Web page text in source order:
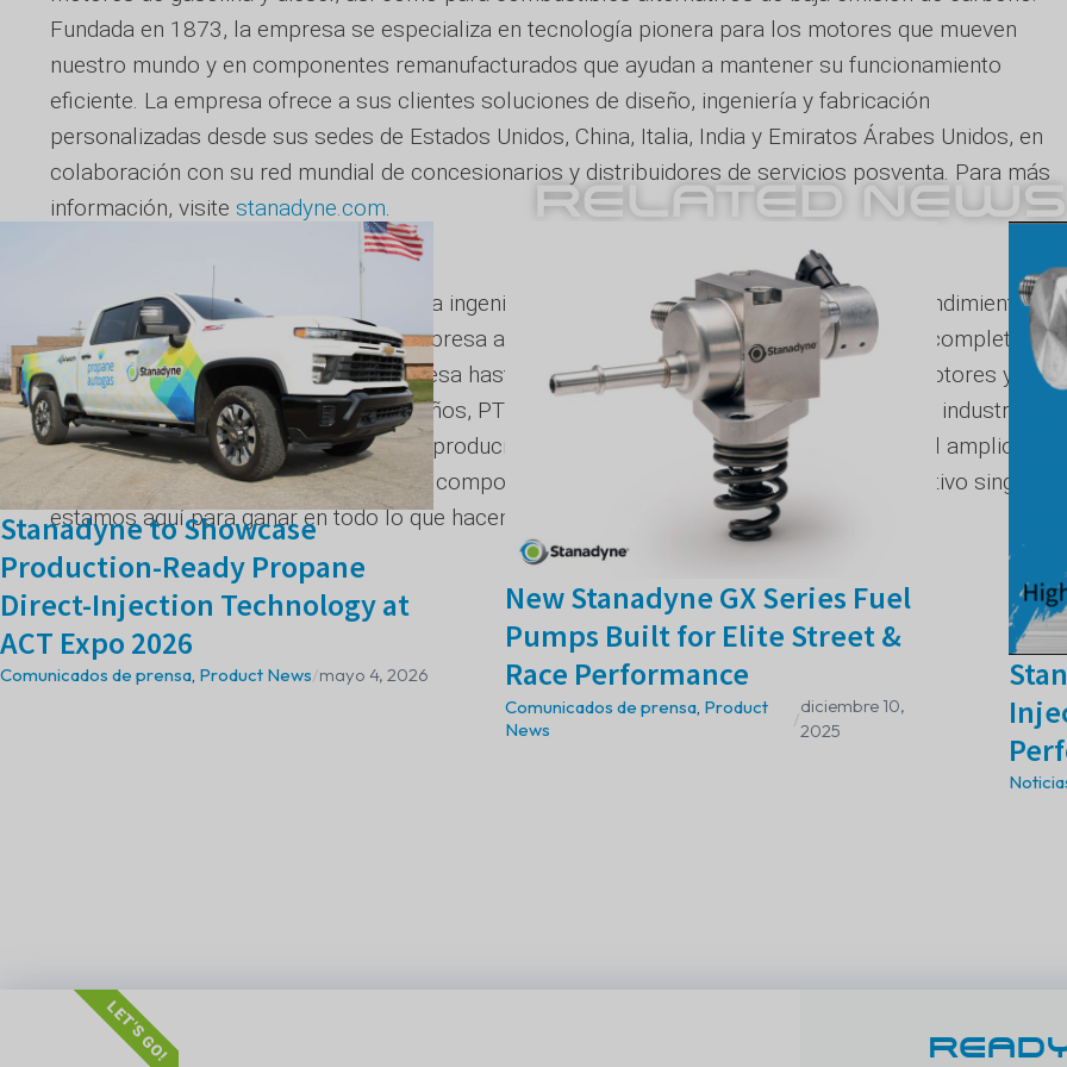
Fundada en 1873, la empresa se especializa en tecnología pionera para los motores que mueven
nuestro mundo y en componentes remanufacturados que ayudan a mantener su funcionamiento
eficiente. La empresa ofrece a sus clientes soluciones de diseño, ingeniería y fabricación
personalizadas desde sus sedes de Estados Unidos, China, Italia, India y Emiratos Árabes Unidos, en
colaboración con su red mundial de concesionarios y distribuidores de servicios posventa. Para más
información, visite stanadyne.com.
Acerca de Premier Tuning Group
Con más de 20 años en el campo de la ingeniería, Premier Tuning Group es el líder en rendimiento de
automóviles. Los desarrollos de la empresa abarcan todo el vehículo, desde soluciones completas de
calibración OBD diseñadas en la empresa hasta el diseño y la producción completa de motores y
turbocompresores. A lo largo de los años, PTG ha forjado sólidas relaciones dentro de la industria de
automoción para ampliar los límites y producir piezas ganadoras de carreras. A pesar del amplio
alcance de la empresa en el diseño de componentes, el equipo de PTG comparte un objetivo singular:
estamos aquí para ganar en todo lo que hacemos.
RELATED NEWS
Stanadyne to Showcase
Production-Ready Propane
Direct-Injection Technology at
ACT Expo 2026
Comunicados de prensa, Product News/mayo 4, 2026
New Stanadyne GX Series Fuel
Pumps Built for Elite Street &
Race Performance
Comunicados de prensa, Product
News
/
diciembre 10,
2025
LET'S GO!